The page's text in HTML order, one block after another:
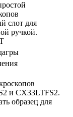
слот для
ручкой.
и CX33LTFS2.
образец для